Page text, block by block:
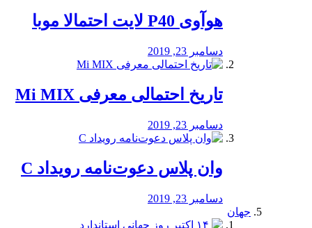
هوآوی P40 لایت احتمالا موبا
دسامبر 23, 2019
تاریخ احتمالی معرفی Mi MIX
دسامبر 23, 2019
وان پلاس دعوت‌نامه رویداد C
دسامبر 23, 2019
جهان